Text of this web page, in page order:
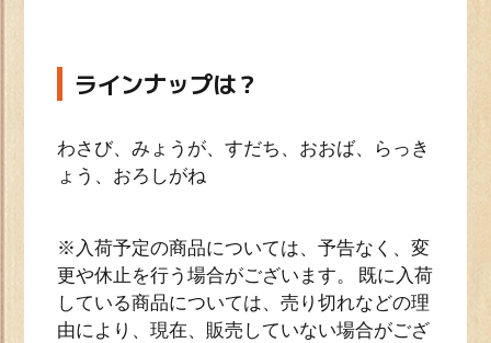
ラインナップは？
わさび、みょうが、すだち、おおば、らっき
ょう、おろしがね
※入荷予定の商品については、予告なく、変
更や休止を行う場合がございます。 既に入荷
している商品については、売り切れなどの理
由により、現在、販売していない場合がござ